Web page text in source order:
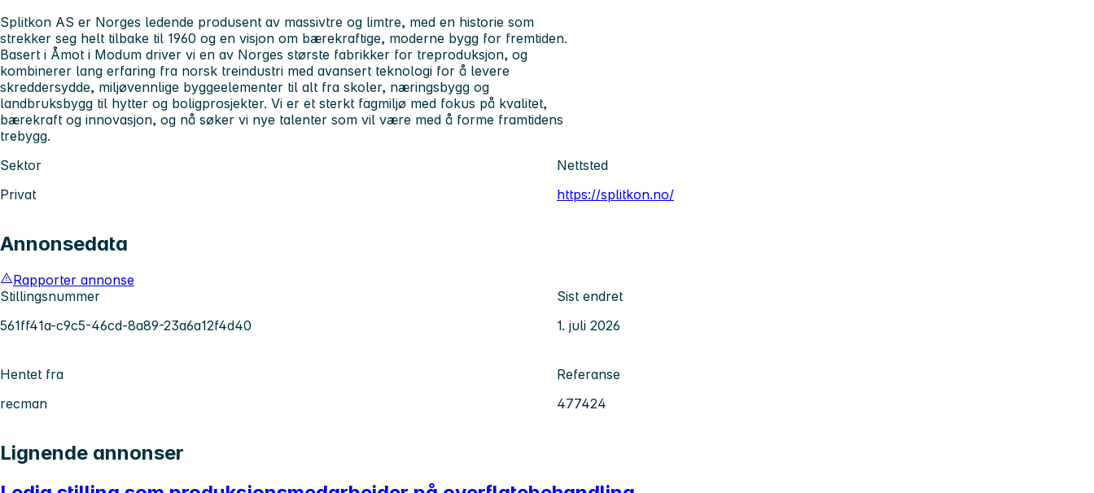
Splitkon AS er Norges ledende produsent av massivtre og limtre, med en historie som
strekker seg helt tilbake til 1960 og en visjon om bærekraftige, moderne bygg for fremtiden.
Basert i Åmot i Modum driver vi en av Norges største fabrikker for treproduksjon, og
kombinerer lang erfaring fra norsk treindustri med avansert teknologi for å levere
skreddersydde, miljøvennlige byggeelementer til alt fra skoler, næringsbygg og
landbruksbygg til hytter og boligprosjekter. Vi er et sterkt fagmiljø med fokus på kvalitet,
bærekraft og innovasjon, og nå søker vi nye talenter som vil være med å forme framtidens
trebygg.
Sektor
Privat
Nettsted
https://splitkon.no/
Annonsedata
Rapporter annonse
Stillingsnummer
561ff41a-c9c5-46cd-8a89-23a6a12f4d40
Sist endret
1. juli 2026
Hentet fra
recman
Referanse
477424
Lignende annonser